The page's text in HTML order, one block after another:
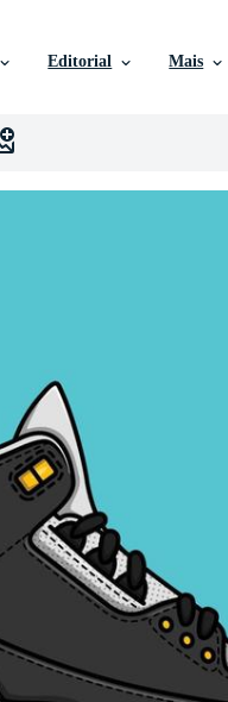
Editorial Mais